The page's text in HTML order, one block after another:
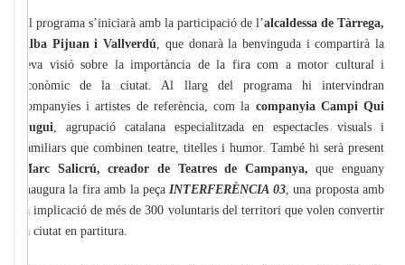
El programa s’iniciarà amb la participació de l’alcaldessa de Tàrrega,
Alba Pijuan i Vallverdú, que donarà la benvinguda i compartirà la
seva visió sobre la importància de la fira com a motor cultural i
econòmic de la ciutat. Al llarg del programa hi intervindran
companyies i artistes de referència, com la companyia Campi Qui
Pugui, agrupació catalana especialitzada en espectacles visuals i
familiars que combinen teatre, titelles i humor. També hi serà present
Marc Salicrú, creador de Teatres de Campanya, que enguany
inaugura la fira amb la peçaINTERFERÈNCIA 03, una proposta amb
la implicació de més de 300 voluntaris del territori que volen convertir
la ciutat en partitura.